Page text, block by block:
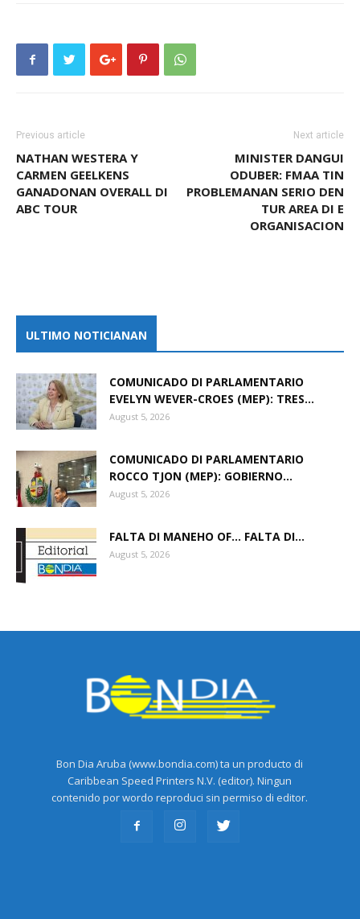
Previous article
NATHAN WESTERA Y
CARMEN GEELKENS
GANADONAN OVERALL DI
ABC TOUR
Next article
MINISTER DANGUI
ODUBER: FMAA TIN
PROBLEMANAN SERIO DEN
TUR AREA DI E
ORGANISACION
ULTIMO NOTICIANAN
COMUNICADO DI PARLAMENTARIO
EVELYN WEVER-CROES (MEP): TRES...
August 5, 2026
COMUNICADO DI PARLAMENTARIO
ROCCO TJON (MEP): GOBIERNO...
August 5, 2026
FALTA DI MANEHO OF… FALTA DI...
August 5, 2026
Bon Dia Aruba (www.bondia.com) ta un producto di
Caribbean Speed Printers N.V. (editor). Ningun
contenido por wordo reproduci sin permiso di editor.